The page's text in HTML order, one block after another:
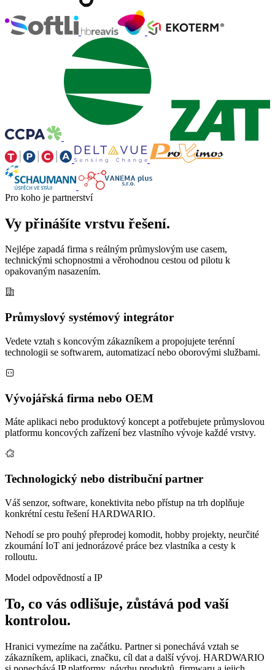
Pro koho je partnerství
Vy přinášíte vrstvu řešení.
Nejlépe zapadá firma s reálným průmyslovým use casem,
technickými schopnostmi a věrohodnou cestou od pilotu k
opakovaným nasazením.
Průmyslový systémový integrátor
Vedete vztah s koncovým zákazníkem a propojujete terénní
technologii se softwarem, automatizací nebo oborovými službami.
Vývojářská firma nebo OEM
Máte aplikaci nebo produktový koncept a potřebujete průmyslovou
platformu koncových zařízení bez vlastního vývoje každé vrstvy.
Technologický nebo distribuční partner
Váš senzor, software, konektivita nebo přístup na trh doplňuje
konkrétní cestu řešení HARDWARIO.
Nehodí se pro pouhý přeprodej komodit, hobby projekty, neurčité
zkoumání IoT ani jednorázové práce bez vlastníka a cesty k
rolloutu.
Model odpovědností a IP
To, co vás odlišuje, zůstává pod vaší
kontrolou.
Hranici vymezíme na začátku. Partner si ponechává vztah se
zákazníkem, aplikaci, značku, cíl dat a další vývoj. HARDWARIO